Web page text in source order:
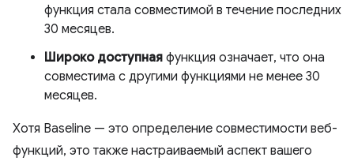
функция стала совместимой в течение последних
30 месяцев.
Широко доступная функция означает, что она
совместима с другими функциями не менее 30
месяцев.
Хотя Baseline — это определение совместимости веб-
функций, это также настраиваемый аспект вашего